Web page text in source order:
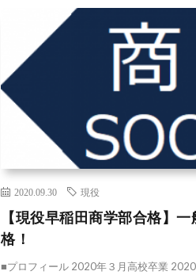
2020.09.30 現役
【現役早稲田商学部合格】
格！
■プロフィール 2020年３月高校卒業